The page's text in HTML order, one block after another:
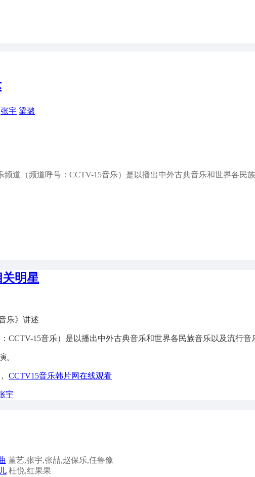
张宇 梁璐
频道（频道呼号：CCTV-15音乐）是以播出中外古典音乐和世界各民
明星
乐》讲述
CCTV-15音乐）是以播出中外古典音乐和世界各民族音乐以及流行
。
， CCTV15音乐韩片网在线观看
宇
董艺,张宇,张喆,赵保乐,任鲁豫
杜悦,红果果